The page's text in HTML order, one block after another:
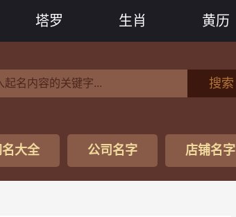
塔罗 生肖 黄历
搜索
名大全 公司名字 店铺名字